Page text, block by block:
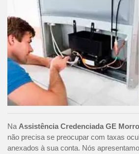
Na Assistência Credenciada GE
não precisa se preocupar com taxas
anexados à sua conta. Nós